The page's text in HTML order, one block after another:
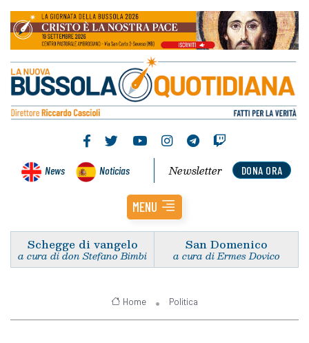
News Noticias DONA ORA
Newsletter
MENU
Schegge di vangelo
a cura di don Stefano Bimbi
San Domenico
a cura di Ermes Dovico
Home Politica